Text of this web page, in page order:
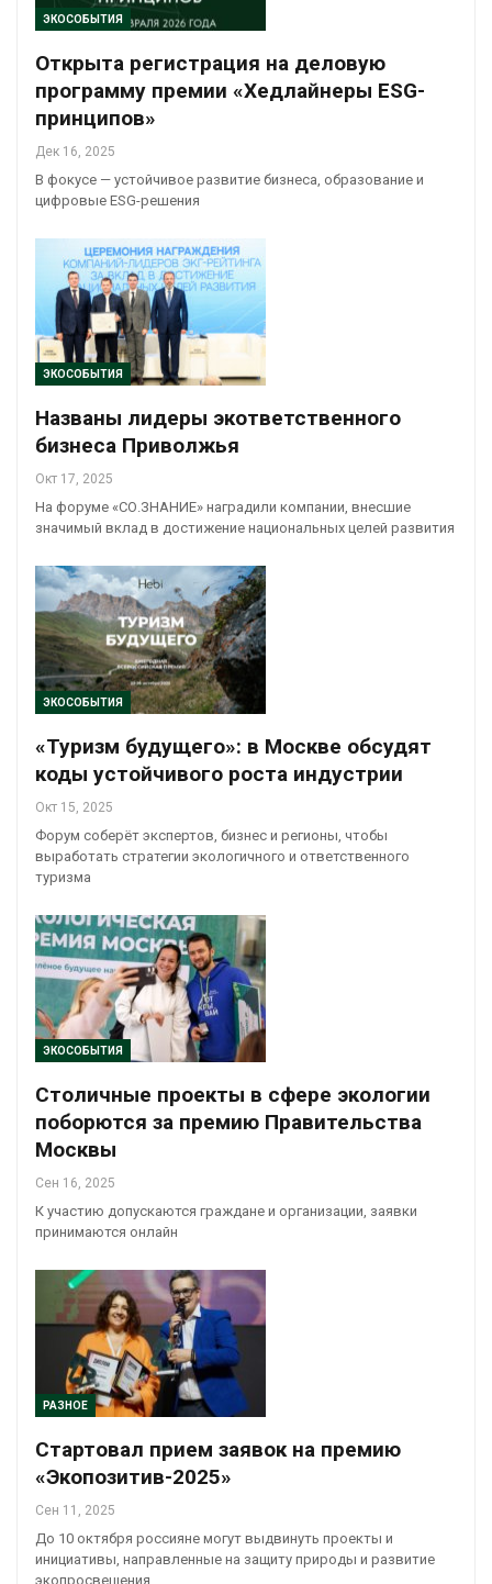
ЭКОСОБЫТИЯ
Открыта регистрация на деловую
программу премии «Хедлайнеры ESG-
принципов»
Дек 16, 2025
В фокусе — устойчивое развитие бизнеса, образование и
цифровые ESG-решения
ЭКОСОБЫТИЯ
Названы лидеры экответственного
бизнеса Приволжья
Окт 17, 2025
На форуме «СО.ЗНАНИЕ» наградили компании, внесшие
значимый вклад в достижение национальных целей развития
ЭКОСОБЫТИЯ
«Туризм будущего»: в Москве обсудят
коды устойчивого роста индустрии
Окт 15, 2025
Форум соберёт экспертов, бизнес и регионы, чтобы
выработать стратегии экологичного и ответственного
туризма
ЭКОСОБЫТИЯ
Столичные проекты в сфере экологии
поборются за премию Правительства
Москвы
Сен 16, 2025
К участию допускаются граждане и организации, заявки
принимаются онлайн
РАЗНОЕ
Стартовал прием заявок на премию
«Экопозитив-2025»
Сен 11, 2025
До 10 октября россияне могут выдвинуть проекты и
инициативы, направленные на защиту природы и развитие
экопросвещения